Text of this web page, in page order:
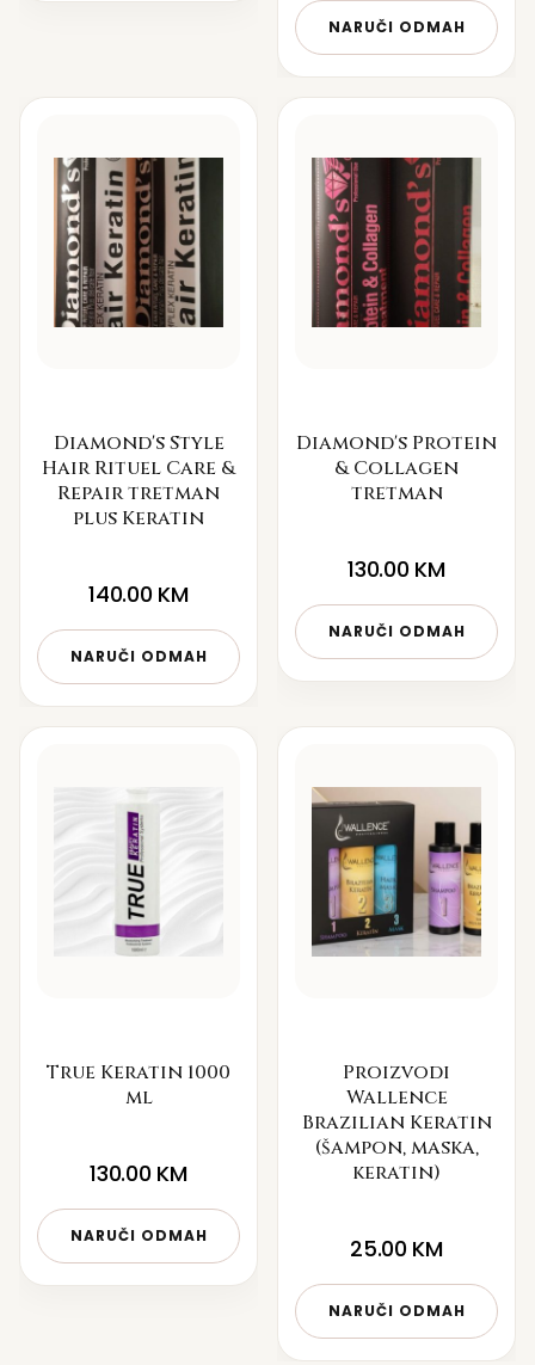
NARUČI ODMAH
Diamond's Style
Hair Rituel Care &
Repair tretman
plus Keratin
140.00 KM
NARUČI ODMAH
Diamond's Protein
& Collagen
tretman
130.00 KM
NARUČI ODMAH
True Keratin 1000
ml
130.00 KM
NARUČI ODMAH
Proizvodi
Wallence
Brazilian Keratin
(šampon, maska,
keratin)
25.00 KM
NARUČI ODMAH